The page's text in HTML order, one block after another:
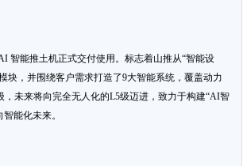
智能推土机正式交付使用。标志着山推从“智能设
块，并围绕客户需求打造了9大智能系统，覆盖动力
未来将向完全无人化的L5级迈进，致力于构建“AI智
能化未来。